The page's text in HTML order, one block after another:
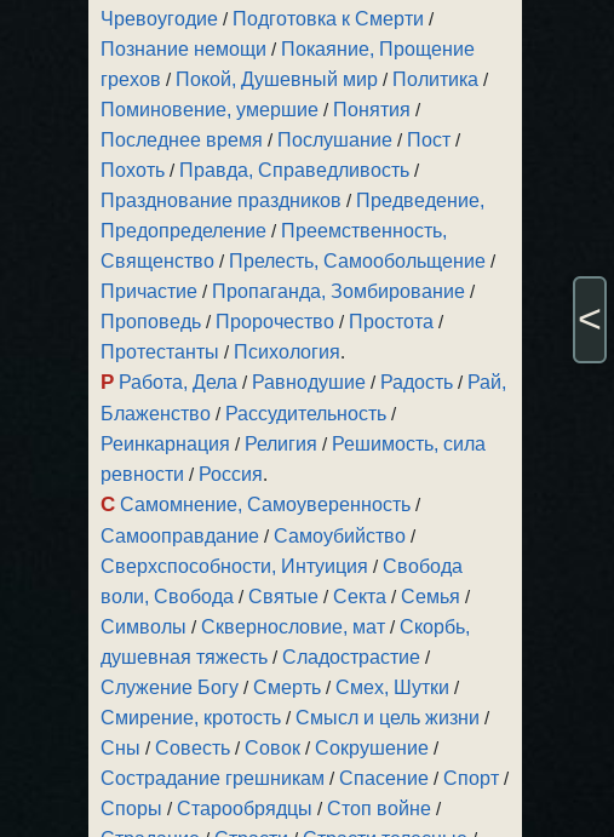
Чревоугодие / Подготовка к Смерти /
Познание немощи / Покаяние, Прощение
грехов / Покой, Душевный мир / Политика /
Поминовение, умершие / Понятия /
Последнее время / Послушание / Пост /
Похоть / Правда, Справедливость /
Празднование праздников / Предведение,
Предопределение / Преемственность,
Священство / Прелесть, Самообольщение /
Причастие / Пропаганда, Зомбирование /
Проповедь / Пророчество / Простота /
Протестанты / Психология.
Р Работа, Дела / Равнодушие / Радость / Рай,
Блаженство / Рассудительность /
Реинкарнация / Религия / Решимость, сила
ревности / Россия.
С Самомнение, Самоуверенность /
Самооправдание /Самоубийство /
Сверхспособности, Интуиция /Свобода
воли, Свобода /Святые /Секта /Семья /
Символы /Сквернословие, мат /Скорбь,
душевная тяжесть /Сладострастие /
Служение Богу /Смерть /Смех, Шутки /
Смирение, кротость /Смысл и цель жизни /
Сны /Совесть /Совок /Сокрушение /
Сострадание грешникам /Спасение /Спорт /
Споры /Старообрядцы /Стоп войне /
<